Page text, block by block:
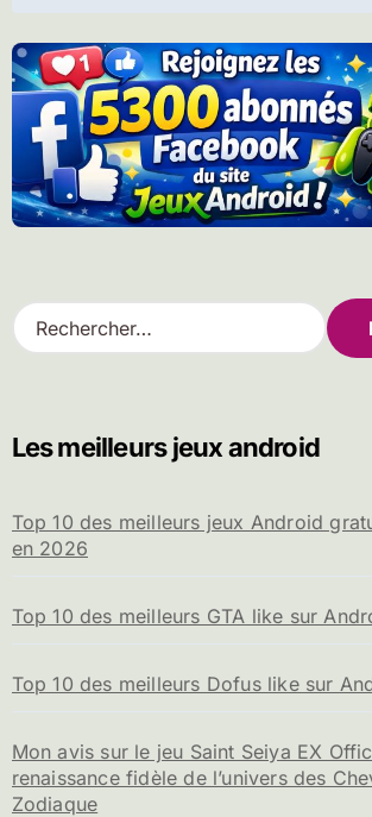
R
e
r
e
r
Les meilleurs jeux android
Top 10 des meilleurs jeux Android
en 2026
Top 10 des meilleurs GTA like sur
Top 10 des meilleurs Dofus like sur
Mon avis sur le jeu Saint Seiya EX
renaissance fidèle de l’univers des
Zodiaque